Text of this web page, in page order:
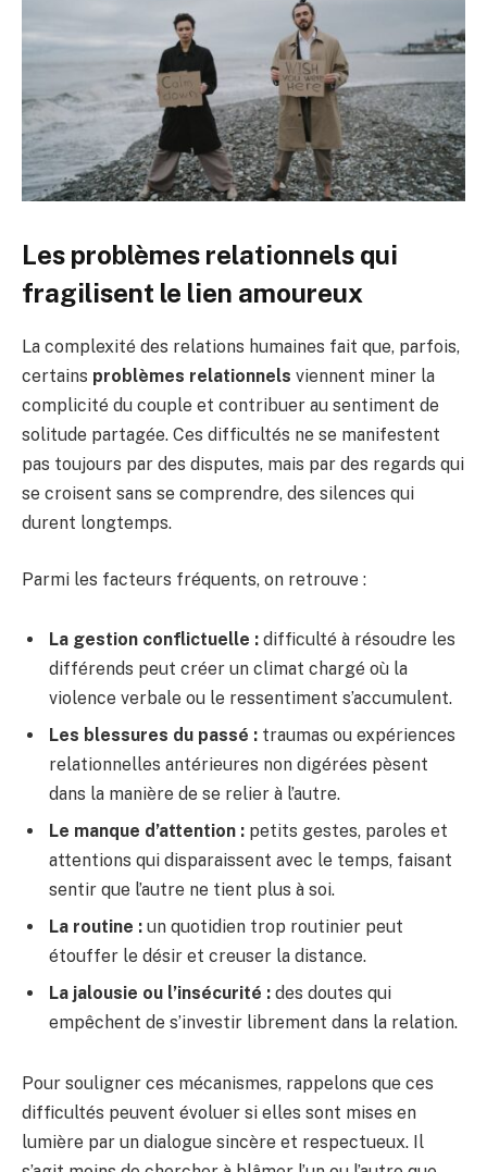
Les problèmes relationnels qui
fragilisent le lien amoureux
La complexité des relations humaines fait que, parfois,
certains problèmes relationnels viennent miner la
complicité du couple et contribuer au sentiment de
solitude partagée. Ces difficultés ne se manifestent
pas toujours par des disputes, mais par des regards qui
se croisent sans se comprendre, des silences qui
durent longtemps.
Parmi les facteurs fréquents, on retrouve :
La gestion conflictuelle : difficulté à résoudre les
différends peut créer un climat chargé où la
violence verbale ou le ressentiment s’accumulent.
Les blessures du passé : traumas ou expériences
relationnelles antérieures non digérées pèsent
dans la manière de se relier à l’autre.
Le manque d’attention : petits gestes, paroles et
attentions qui disparaissent avec le temps, faisant
sentir que l’autre ne tient plus à soi.
La routine : un quotidien trop routinier peut
étouffer le désir et creuser la distance.
La jalousie ou l’insécurité : des doutes qui
empêchent de s’investir librement dans la relation.
Pour souligner ces mécanismes, rappelons que ces
difficultés peuvent évoluer si elles sont mises en
lumière par un dialogue sincère et respectueux. Il